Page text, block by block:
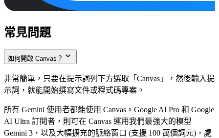
常見問題
如何開啟 Canvas？
非常簡單，只要在提示詞列下方選取「Canvas」，然後輸入提
示詞，就能開始撰寫文件或程式碼專案。
所有 Gemini 使用者都能使用 Canvas。Google AI Pro 和 Google
AI Ultra 訂閱者，則可在 Canvas 運用我們最強大的模型
Gemini 3，以及大幅擴充的脈絡窗口 (支援 100 萬個詞元)，處